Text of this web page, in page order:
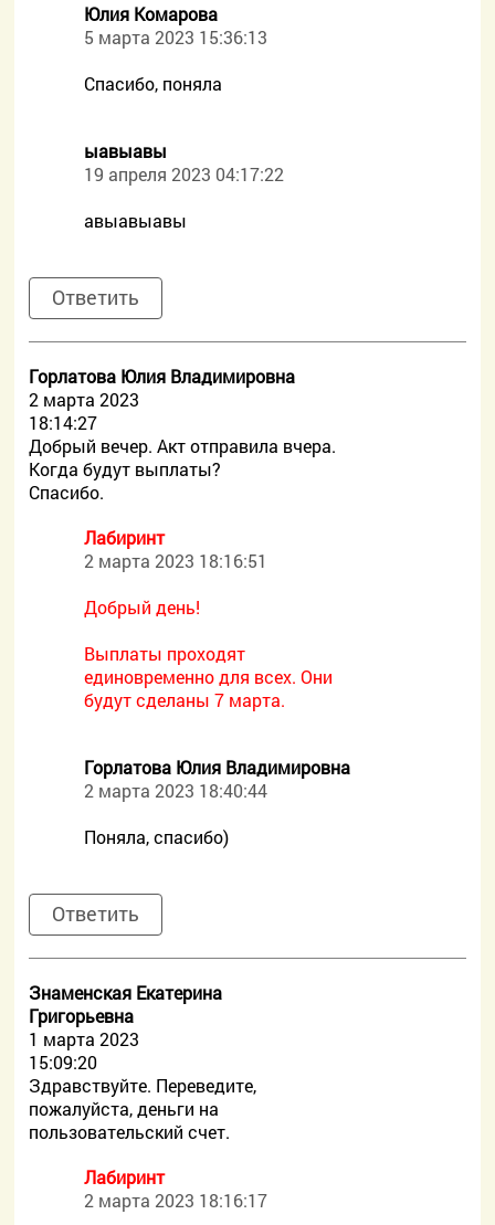
Юлия Комарова
5 марта 2023 15:36:13
Спасибо, поняла
ыавыавы
19 апреля 2023 04:17:22
авыавыавы
Ответить
Горлатова Юлия Владимировна
2 марта 2023
18:14:27
Добрый вечер. Акт отправила вчера.
Когда будут выплаты?
Спасибо.
Лабиринт
2 марта 2023 18:16:51
Добрый день!
Выплаты проходят
единовременно для всех. Они
будут сделаны 7 марта.
Горлатова Юлия Владимировна
2 марта 2023 18:40:44
Поняла, спасибо)
Ответить
Знаменская Екатерина
Григорьевна
1 марта 2023
15:09:20
Здравствуйте. Переведите,
пожалуйста, деньги на
пользовательский счет.
Лабиринт
2 марта 2023 18:16:17